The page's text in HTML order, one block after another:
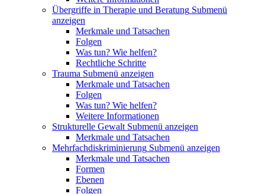
Übergriffe in Therapie und Beratung Submenü
anzeigen
Merkmale und Tatsachen
Folgen
Was tun? Wie helfen?
Rechtliche Schritte
Trauma Submenü anzeigen
Merkmale und Tatsachen
Folgen
Was tun? Wie helfen?
Weitere Informationen
Strukturelle Gewalt Submenü anzeigen
Merkmale und Tatsachen
Mehrfachdiskriminierung Submenü anzeigen
Merkmale und Tatsachen
Formen
Ebenen
Folgen